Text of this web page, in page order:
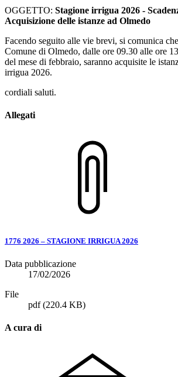
OGGETTO: Stagione irrigua 2026 -
Acquisizione delle istanze ad Olmedo
Facendo seguito alle vie brevi, si comunica
Comune di Olmedo, dalle ore 09.30 alle ore
del mese di febbraio, saranno acquisite le
irrigua 2026.
cordiali saluti.
Allegati
1776 2026 – STAGIONE IRRIGUA 2026
Data pubblicazione
17/02/2026
File
pdf(220.4 KB)
A cura di